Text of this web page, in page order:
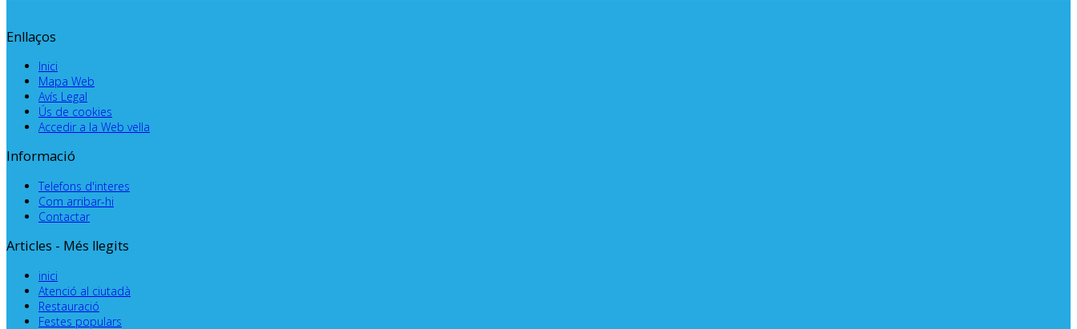
Enllaços
Inici
Mapa Web
Avís Legal
Ús de cookies
Accedir a la Web vella
Informació
Telefons d'interes
Com arribar-hi
Contactar
Articles - Més llegits
inici
Atenció al ciutadà
Restauració
Festes populars